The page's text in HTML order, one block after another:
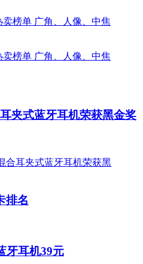
夹式蓝牙耳机荣获黑金奖
排名
牙耳机39元